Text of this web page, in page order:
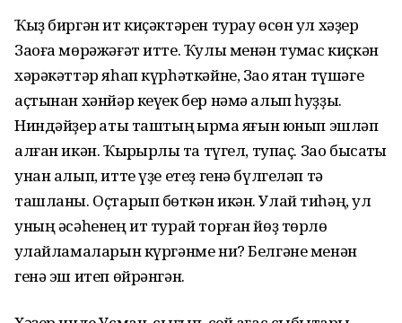
Ҡыҙ биргән ит киҫәктәрен турау өсөн ул хәҙер
Заоға мөрәжәғәт итте. Ҡулы менән туҡмас киҫкән
хәрәкәттәр яһап күрһәткәйне, Зао ятҡан түшәге
аҫтынан хәнйәр кеүек бер нәмә алып һуҙҙы.
Ниндәйҙер ҡаты таштың ҡырҡма яғын юнып эшләп
алған икән. Ҡырҡырлыҡ та түгел, тупаҫ. Зао бысаҡты
унан алып, итте үҙе етеҙ генә бүлгеләп тә
ташланы. Оҫтарып бөткән икән. Улай тиһәң, ул
уның әсәһенең ит турай торған йөҙ төрлө
ҡулайламаларын күргәнме ни? Белгәне менән
генә эш итеп өйрәнгән.